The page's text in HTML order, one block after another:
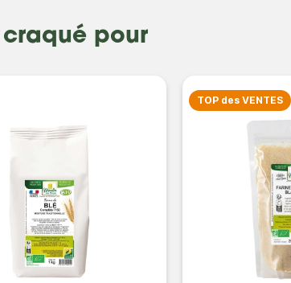
pour
TOP des VENTES